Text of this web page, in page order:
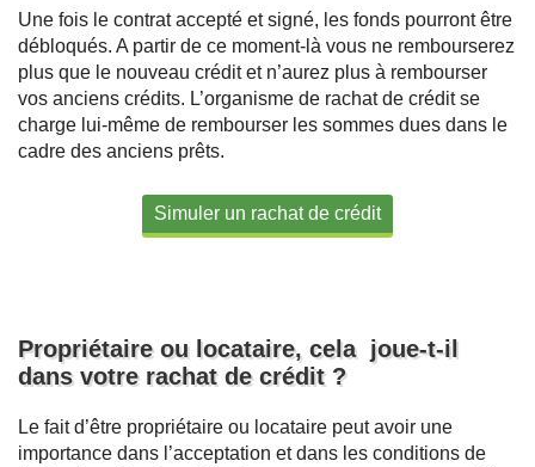
Une fois le contrat accepté et signé, les fonds pourront être
débloqués. A partir de ce moment-là vous ne rembourserez
plus que le nouveau crédit et n’aurez plus à rembourser
vos anciens crédits. L’organisme de rachat de crédit se
charge lui-même de rembourser les sommes dues dans le
cadre des anciens prêts.
Simuler un rachat de crédit
Propriétaire ou locataire, cela joue-t-il
dans votre rachat de crédit ?
Le fait d’être propriétaire ou locataire peut avoir une
importance dans l’acceptation et dans les conditions de